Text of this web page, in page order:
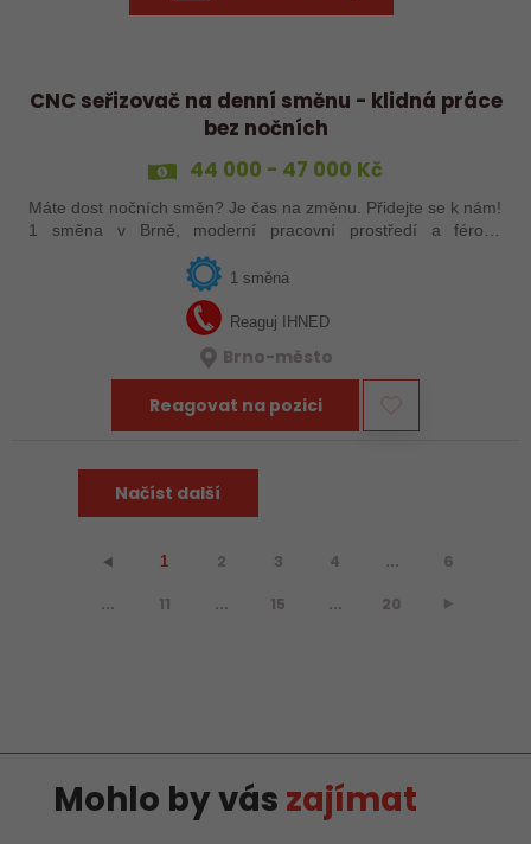
CNC seřizovač na denní směnu - klidná práce
bez nočních
44 000 - 47 000 Kč
Máte dost nočních směn? Je čas na změnu. Přidejte se k nám!
1 směna v Brně, moderní pracovní prostředí a férové
1 směna
Reaguj IHNED
Brno-město
Reagovat na pozici
Načíst další
⯇ 1 2 3 4 ... 6
... 11 ... 15 ... 20 ⯈
Mohlo by vás zajímat